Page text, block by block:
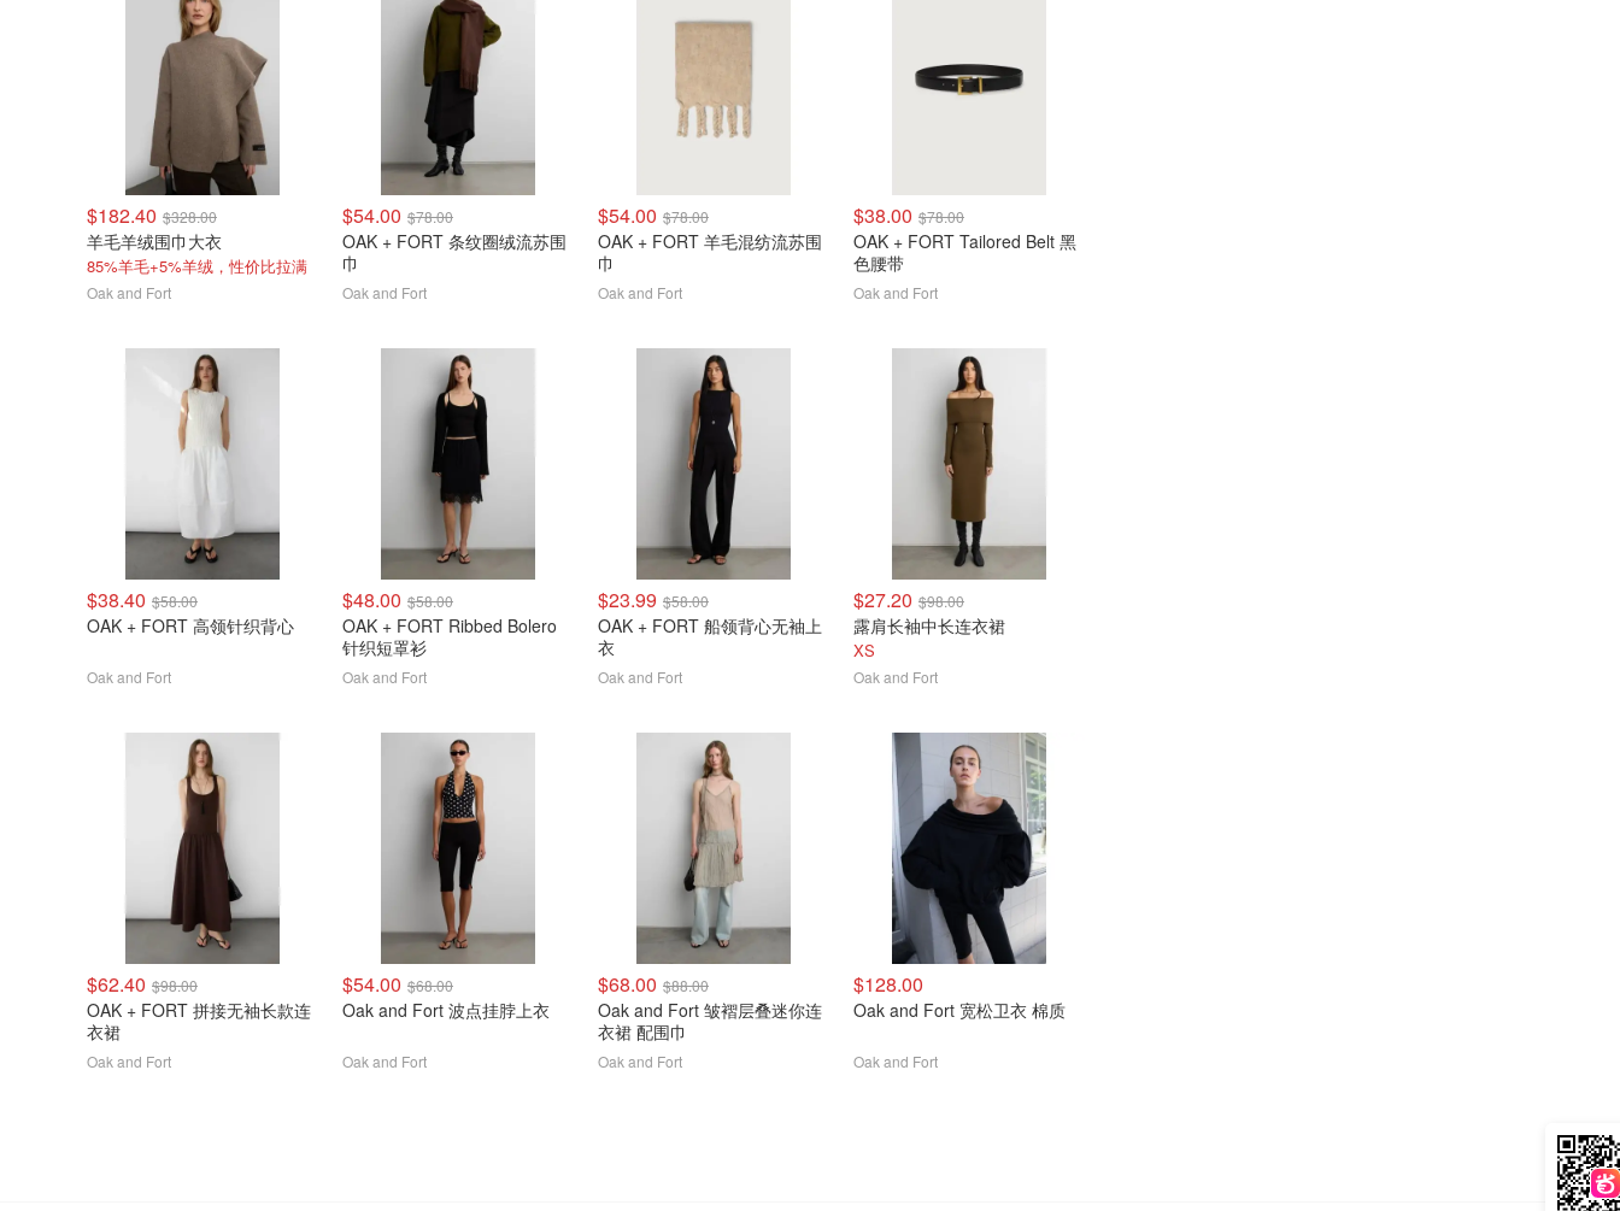
$182.40 $328.00
羊毛羊绒围巾大衣
85%羊毛+5%羊绒，性价比拉满
Oak and Fort
$54.00 $78.00
OAK + FORT 条纹圈绒流苏围
巾
Oak and Fort
$54.00 $78.00
OAK + FORT 羊毛混纺流苏围
巾
Oak and Fort
$38.00 $78.00
OAK + FORT Tailored Belt 黑
色腰带
Oak and Fort
$38.40 $58.00
OAK + FORT 高领针织背心
Oak and Fort
$48.00 $58.00
OAK + FORT Ribbed Bolero
针织短罩衫
Oak and Fort
$23.99 $58.00
OAK + FORT 船领背心无袖上
衣
Oak and Fort
$27.20 $98.00
露肩长袖中长连衣裙
XS
Oak and Fort
$62.40 $98.00
OAK + FORT 拼接无袖长款连
衣裙
Oak and Fort
$54.00 $68.00
Oak and Fort 波点挂脖上衣
Oak and Fort
$68.00 $88.00
Oak and Fort 皱褶层叠迷你连
衣裙 配围巾
Oak and Fort
$128.00
Oak and Fort 宽松卫衣 棉质
Oak and Fort